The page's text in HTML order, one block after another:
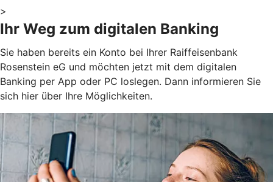
>
Ihr Weg zum digitalen Banking
Sie haben bereits ein Konto bei Ihrer Raiffeisenbank
Rosenstein eG und möchten jetzt mit dem digitalen
Banking per App oder PC loslegen. Dann informieren Sie
sich hier über Ihre Möglichkeiten.